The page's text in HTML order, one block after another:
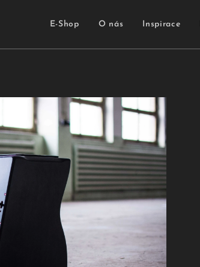
E-Shop O nás Inspirace